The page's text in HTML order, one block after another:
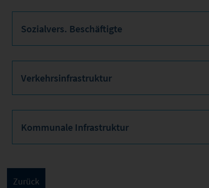
Sozialvers. Beschäftigte
Verkehrsinfrastruktur
Kommunale Infrastruktur